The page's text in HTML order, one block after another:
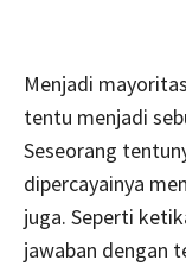
Menjadi
tentu menjadi
Seseorang
dipercayainya
juga. Seperti
jawaban dengan